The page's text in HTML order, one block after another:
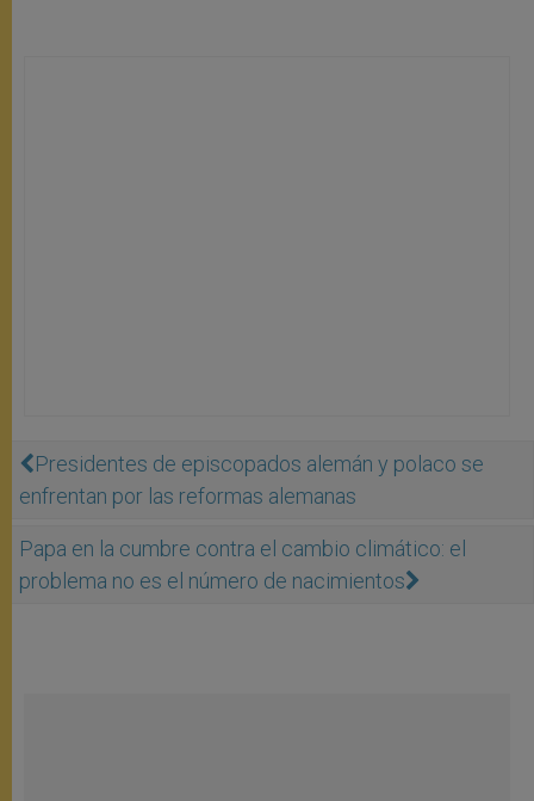
Presidentes de episcopados alemán y polaco se
enfrentan por las reformas alemanas
Papa en la cumbre contra el cambio climático: el
problema no es el número de nacimientos